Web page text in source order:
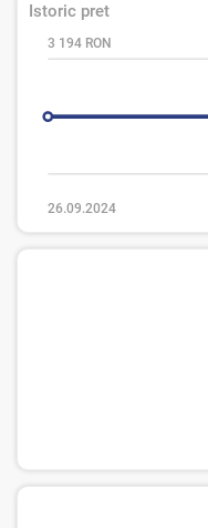
Istoric pret
3 194 RON
26.09.2024